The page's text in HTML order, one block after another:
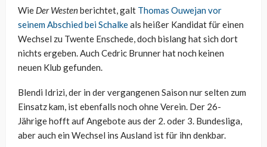
Wie Der Westenberichtet, galt Thomas Ouwejan vor
seinem Abschied bei Schalkeals heißer Kandidat für einen
Wechsel zu Twente Enschede, doch bislang hat sich dort
nichts ergeben. Auch Cedric Brunner hat noch keinen
neuen Klub gefunden.
Blendi Idrizi, der in der vergangenen Saison nur selten zum
Einsatz kam, ist ebenfalls noch ohne Verein. Der 26-
Jährige hofft auf Angebote aus der 2. oder 3. Bundesliga,
aber auch ein Wechsel ins Ausland ist für ihn denkbar.